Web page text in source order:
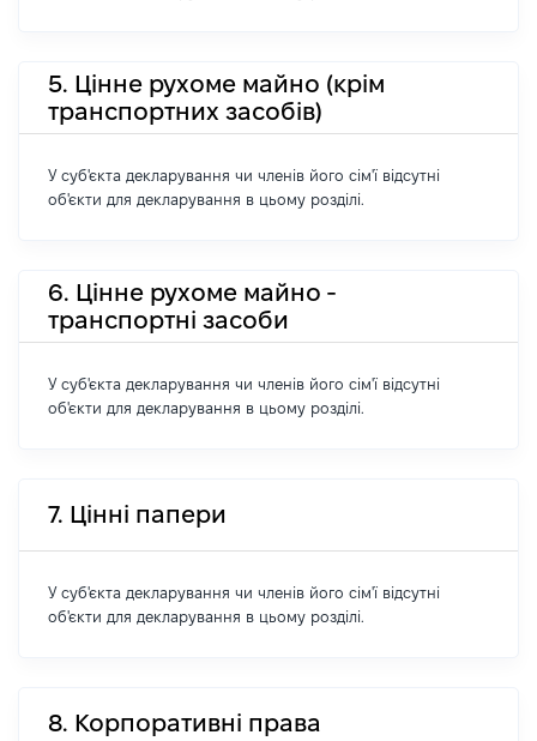
5. Цінне рухоме майно (крім
транспортних засобів)
У суб'єкта декларування чи членів його сім'ї відсутні
об'єкти для декларування в цьому розділі.
6. Цінне рухоме майно -
транспортні засоби
У суб'єкта декларування чи членів його сім'ї відсутні
об'єкти для декларування в цьому розділі.
7. Цінні папери
У суб'єкта декларування чи членів його сім'ї відсутні
об'єкти для декларування в цьому розділі.
8. Корпоративні права